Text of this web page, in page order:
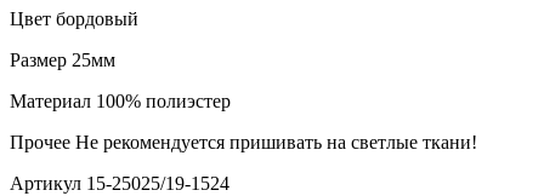
Цвет бордовый
Размер 25мм
Материал 100% полиэстер
Прочее Не рекомендуется пришивать на светлые ткани!
Артикул 15-25025/19-1524